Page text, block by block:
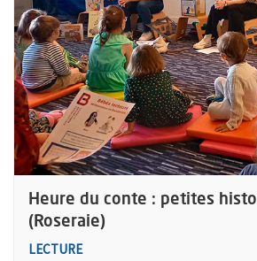
Heure du conte : petites
(Roseraie)
LECTURE